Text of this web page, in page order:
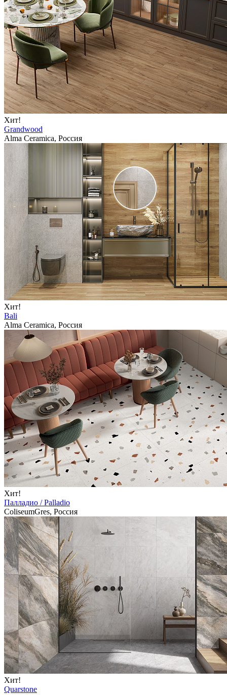
Хит!
Grandwood
Alma Ceramica, Россия
Хит!
Bali
Alma Ceramica, Россия
Хит!
Палладио / Palladio
ColiseumGres, Россия
Хит!
Quarstone